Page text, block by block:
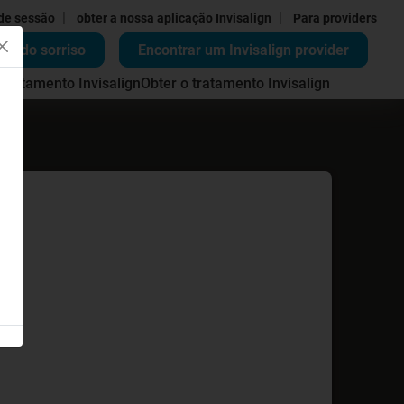
sessão obter a nossa aplicação Invisalign Para providers
do sorriso
Encontrar um Invisalign provider
tratamento InvisalignObter o tratamento Invisalign